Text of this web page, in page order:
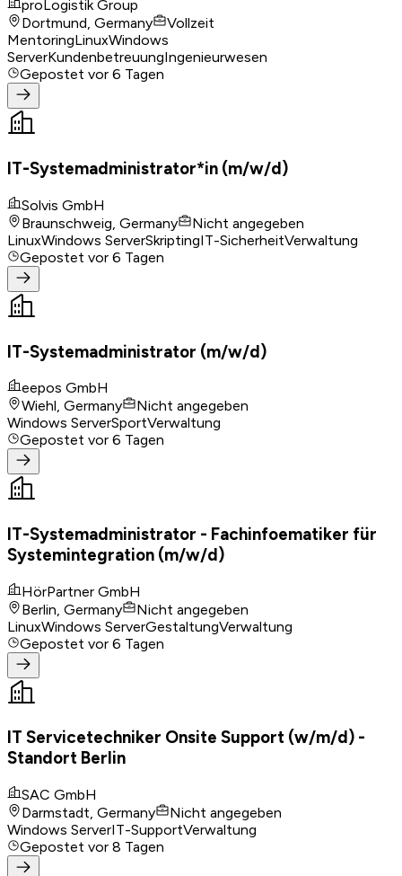
proLogistik Group
Dortmund, Germany
Vollzeit
MentoringLinuxWindows
ServerKundenbetreuungIngenieurwesen
Gepostet vor 6 Tagen
IT-Systemadministrator*in (m/w/d)
Solvis GmbH
Braunschweig, Germany
Nicht angegeben
LinuxWindows ServerSkriptingIT-SicherheitVerwaltung
Gepostet vor 6 Tagen
IT-Systemadministrator (m/w/d)
eepos GmbH
Wiehl, Germany
Nicht angegeben
Windows ServerSportVerwaltung
Gepostet vor 6 Tagen
IT-Systemadministrator - Fachinfoematiker für
Systemintegration (m/w/d)
HörPartner GmbH
Berlin, Germany
Nicht angegeben
LinuxWindows ServerGestaltungVerwaltung
Gepostet vor 6 Tagen
IT Servicetechniker Onsite Support (w/m/d) -
Standort Berlin
SAC GmbH
Darmstadt, Germany
Nicht angegeben
Windows ServerIT-SupportVerwaltung
Gepostet vor 8 Tagen